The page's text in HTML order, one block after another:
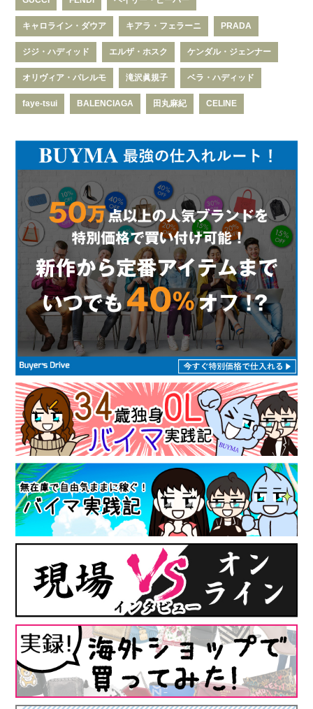
キャロライン・ダウア キアラ・フェラーニ PRADA
ジジ・ハディッド エルザ・ホスク ケンダル・ジェンナー
オリヴィア・パレルモ 滝沢眞規子 ベラ・ハディッド
faye-tsui BALENCIAGA 田丸麻紀 CELINE